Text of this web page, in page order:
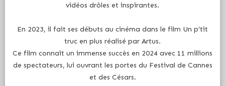
vidéos drôles et inspirantes.
En 2023, il fait ses débuts au cinéma dans le film Un p’tit
truc en plus réalisé par Artus.
Ce film connaît un immense succès en 2024 avec 11 millions
de spectateurs, lui ouvrant les portes du Festival de Cannes
et des Césars.